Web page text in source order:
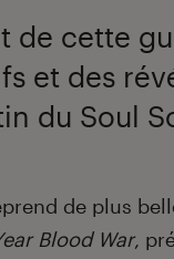
de cette
et des
du Soul
de plus
Blood War,